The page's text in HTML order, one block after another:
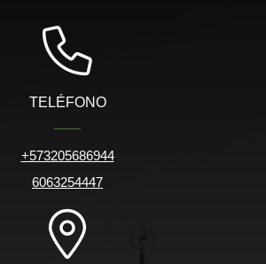
TELÉFONO
+573205686944
6063254447